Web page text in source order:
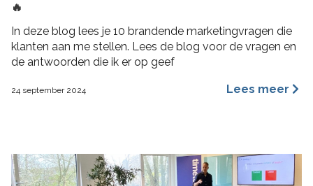
🔥
In deze blog lees je 10 brandende marketingvragen die
klanten aan me stellen. Lees de blog voor de vragen en
de antwoorden die ik er op geef
24 september 2024 Lees meer